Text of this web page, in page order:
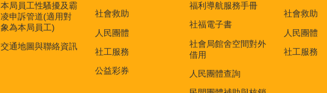
本局員工性騷擾及霸
凌申訴管道(適用對
象為本局員工)
交通地圖與聯絡資訊
社會救助
人民團體
社工服務
公益彩券
福利導航服務手冊
社福電子書
社會局館舍空間對外
借用
人民團體查詢
社會救助
人民團體
社工服務